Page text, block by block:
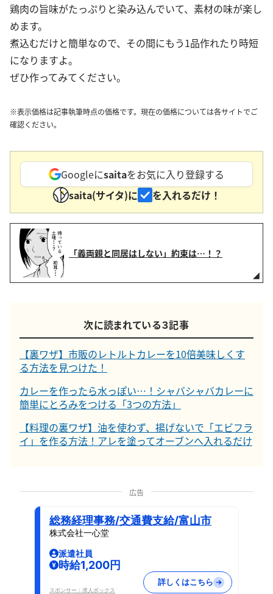
鶏肉の旨味がたっぷりと染み込んでいて、素材の味が楽し
めます。
煮込むだけと簡単なので、その間にもう1品作れたり時短
になりますよ。
ぜひ作ってみてください。
※表示価格は記事執筆時点の価格です。現在の価格については各サイトでご
確認ください。
Googleにsaitaをお気に入り登録する
saita(サイタ)に
を入れるだけ！
「義両親と同居はしない」約束は…！？
次に読まれている３記事
【裏ワザ】市販のレトルトカレーを10倍美味しくす
る方法を見つけた！
カレーを作ったら水っぽい…！シャバシャバカレーに
簡単にとろみをつける「3つの方法」
【料理の裏ワザ】油を使わず、揚げないで「エビフラ
イ」を作る方法！アレを塗ってオーブンへ入れるだけ
広告
総務経理事務/交通費支給/富山市
株式会社一心堂
派遣社員
時給1,200円
スポンサー：求人ボックス
詳しくはこちら